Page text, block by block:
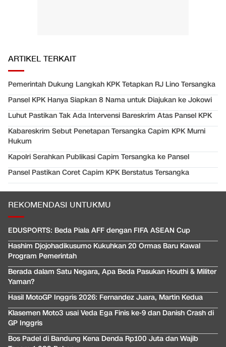
ARTIKEL TERKAIT
Pemerintah Dukung Langkah KPK Tetapkan RJ Lino Tersangka
Pansel KPK Hanya Siapkan 8 Nama untuk Diajukan ke Jokowi
Luhut Pastikan Tak Ada Intervensi Bareskrim Atas Pansel KPK
Kabareskrim Sebut Penetapan Tersangka Capim KPK Murni
Hukum
Kapolri Serahkan Publikasi Capim Tersangka ke Pansel
Pansel Pastikan Coret Capim KPK Berstatus Tersangka
REKOMENDASI UNTUKMU
EDUSPORTS: Beda Piala AFF dengan FIFA ASEAN Cup
Hashim Djojohadikusumo Kukuhkan 20 Ormas Baru Kawal
Program Pemerintah
Berada dalam Satu Negara, Apa Beda Pasukan Houthi & Militer
Yaman?
Hasil MotoGP Inggris 2026: Fernandez Juara, Martin Kedua
Klasemen Moto3 usai Veda Ega Finis ke-9 dan Danish Crash di
GP Inggris
Bos Padel di Bandung Kena Denda Rp100 Juta dan Wajib